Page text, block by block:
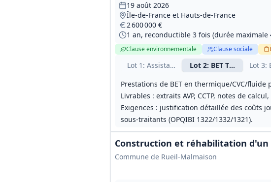
Lot 1 : Assistance maîtrise d'œuvre
Lot 2: BET Thermique /
Lot 3:
Prestations de BET en thermique/CVC/fluide
Livrables : extraits AVP, CCTP, notes de
Exigences : justification détaillée des coûts
sous‑traitants (OPQIBI 1322/1332/1321).
19 août 2026
Île-de-France et Hauts-de-France
2 600 000 €
1 an, reconductible 3 fois (durée maximale
Clause environnementale Clause sociale
Construction et réhabilitation d'un
Commune de Rueil‑Malmaison